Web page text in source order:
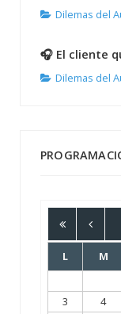
Dilemas del
🎧 El cliente
Dilemas del
L M
3
4